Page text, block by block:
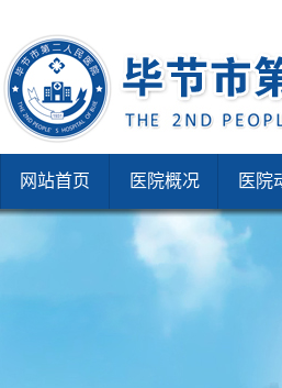
网站首页 医院概况 医院